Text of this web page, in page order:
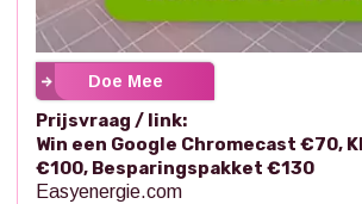
Doe Mee
Prijsvraag / link:
Win een Google Chromecast €70,
€100, Besparingspakket €130
Easyenergie.com